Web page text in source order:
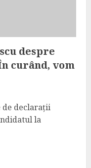
despre
curând, vom
de declarații
la